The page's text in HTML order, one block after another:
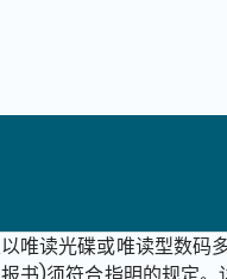
唯读光碟或唯读型数码